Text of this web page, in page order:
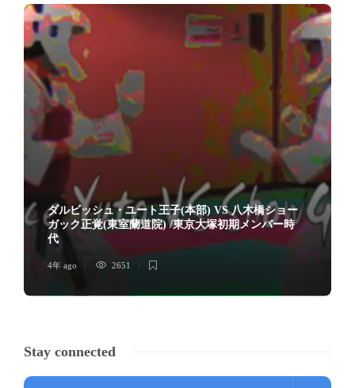
ダルビッシュ・ユート王子(本部) VS 八木橋ショー
ガック正覚(東室蘭道院) /東京大塚初期メンバー時
代
4年 ago 2651
Stay connected